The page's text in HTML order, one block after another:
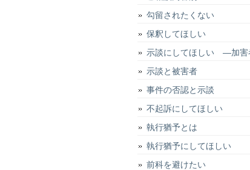
勾留されたくない
保釈してほしい
示談にしてほしい ―加
示談と被害者
事件の否認と示談
不起訴にしてほしい
執行猶予とは
執行猶予にしてほしい
前科を避けたい